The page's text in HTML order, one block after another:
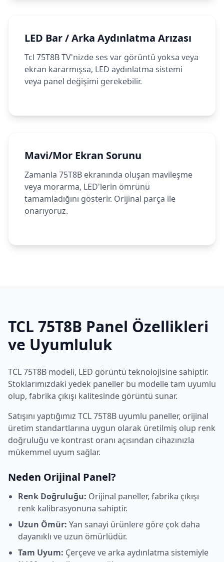
LED Bar / Arka Aydınlatma Arızası
Tcl 75T8B TV'nizde ses var görüntü yoksa veya
ekran kararmışsa, LED aydınlatma sistemi
veya panel değişimi gerekebilir.
Mavi/Mor Ekran Sorunu
Zamanla 75T8B ekranında oluşan mavileşme
veya morarma, LED'lerin ömrünü
tamamladığını gösterir. Orijinal parça ile
onarıyoruz.
TCL 75T8B Panel Özellikleri
ve Uyumluluk
TCL75T8B modeli, LED görüntü teknolojisine sahiptir.
Stoklarımızdaki yedek paneller bu modelle tam uyumlu
olup, fabrika çıkışı kalitesinde görüntü sunar.
Satışını yaptığımız TCL75T8B uyumlu paneller, orijinal
üretim standartlarına uygun olarak üretilmiş olup renk
doğruluğu ve kontrast oranı açısından cihazınızla
mükemmel uyum sağlar.
Neden Orijinal Panel?
Renk Doğruluğu: Orijinal paneller, fabrika çıkışı
renk kalibrasyonuna sahiptir.
Uzun Ömür: Yan sanayi ürünlere göre çok daha
dayanıklı ve uzun ömürlüdür.
Tam Uyum: Çerçeve ve arka aydınlatma sistemiyle